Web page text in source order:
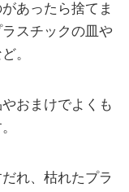
あったら捨てま
スチックの皿や
。
おまけでよくも
れ、枯れたプラ